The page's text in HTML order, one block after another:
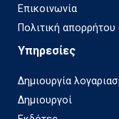
Επικοινωνία
Πολιτική απορρήτου
Υπηρεσίες
Δημιουργία
Δημιουργοί